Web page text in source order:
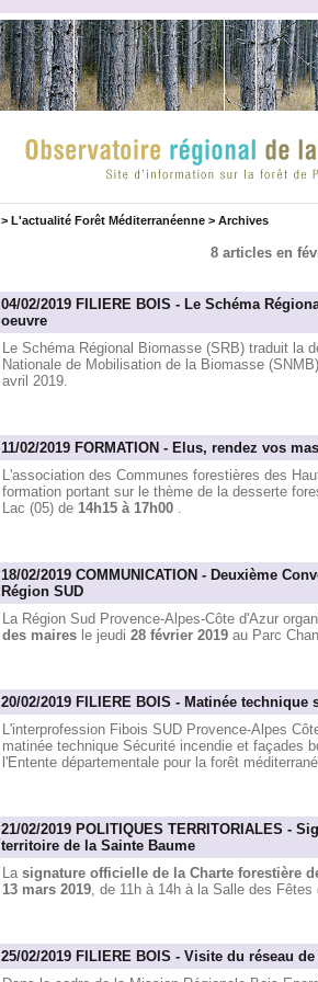
> L'actualité Forêt Méditerranéenne> Archives
8 articles en
04/02/2019 FILIERE BOIS - Le Schéma
oeuvre
Le Schéma Régional Biomasse (SRB) traduit la
Nationale de Mobilisation de la Biomasse
avril 2019.
11/02/2019 FORMATION - Elus, rendez vos
L'association des Communes forestières des
formation portant sur le thème de la desserte
Lac (05) de 14h15 à 17h00 .
18/02/2019 COMMUNICATION - Deuxième
Région SUD
La Région Sud Provence-Alpes-Côte d'Azur
des mairesle jeudi 28 février 2019au Parc
20/02/2019 FILIERE BOIS - Matinée technique
L'interprofession Fibois SUD Provence-Alpes
matinée technique Sécurité incendie et façades
l'Entente départementale pour la forêt
21/02/2019 POLITIQUES TERRITORIALES -
territoire de la Sainte Baume
La signature officielle de la Charte forestière
13 mars 2019, de 11h à 14h à la Salle des Fêtes
25/02/2019 FILIERE BOIS - Visite du réseau